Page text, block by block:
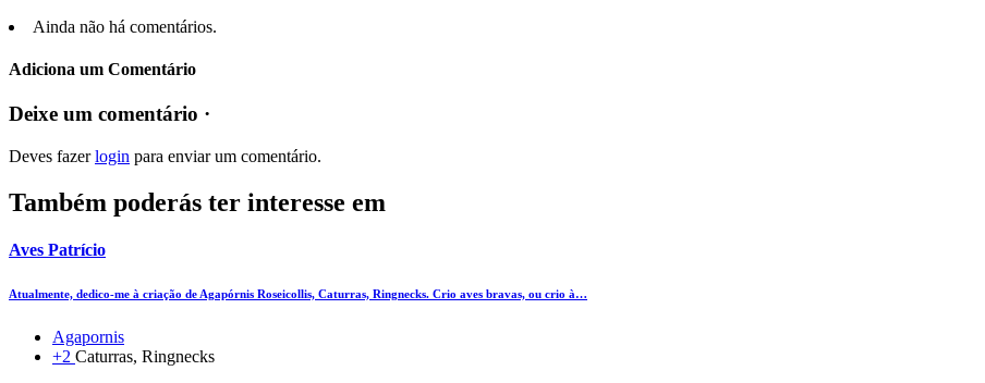
Ainda não há comentários.
Adiciona um Comentário
Deixe um comentário ·
Deves fazerlogin para enviar um comentário.
Também poderás ter interesse em
Aves Patrício
Atualmente, dedico-me à criação de Agapórnis Roseicollis, Caturras, Ringnecks. Crio aves bravas, ou crio à…
Agapornis
+2 Caturras, Ringnecks